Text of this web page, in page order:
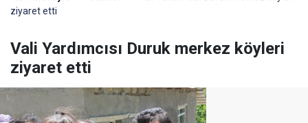
ziyaret etti
Vali Yardımcısı Duruk merkez köyleri
ziyaret etti